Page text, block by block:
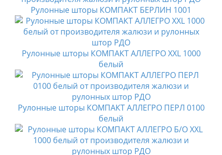
Рулонные шторы КОМПАКТ БЕРЛИН 1001
Рулонные шторы КОМПАКТ АЛЛЕГРО XXL 1000
белый
Рулонные шторы КОМПАКТ АЛЛЕГРО ПЕРЛ 0100
белый